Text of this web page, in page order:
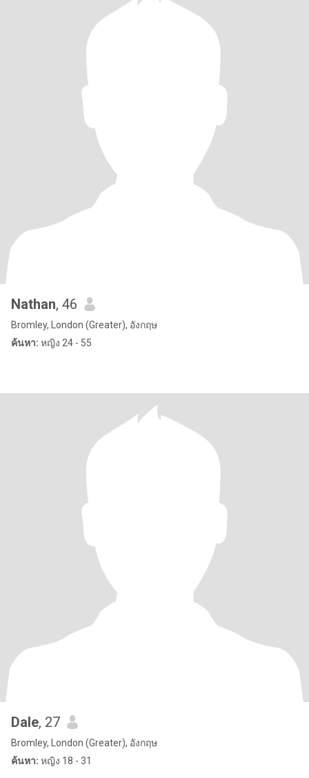
Nathan, 46
Bromley, London (Greater), อังกฤษ
ค้นหา: หญิง 24 - 55
Dale, 27
Bromley, London (Greater), อังกฤษ
ค้นหา: หญิง 18 - 31